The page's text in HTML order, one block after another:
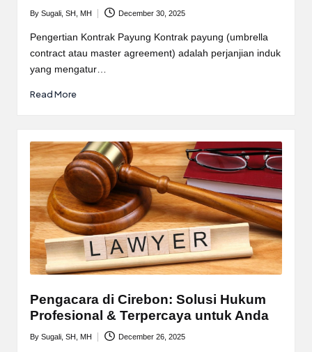
Posted
by
By Sugali, SH, MH December 30, 2025
Pengertian Kontrak Payung Kontrak payung (umbrella
contract atau master agreement) adalah perjanjian induk
yang mengatur…
Read More
Pengacara di Cirebon: Solusi Hukum
Profesional & Terpercaya untuk Anda
Posted
By Sugali, SH, MH December 26, 2025